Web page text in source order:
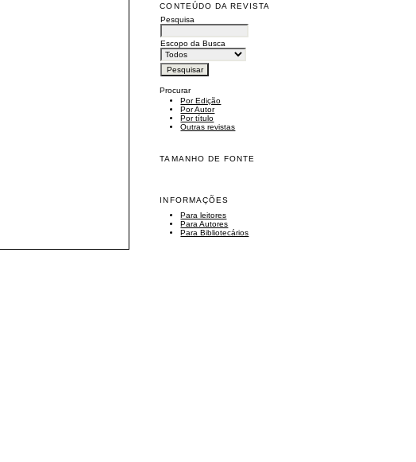
CONTEÚDO DA REVISTA
Pesquisa
Escopo da Busca
Procurar
Por Edição
Por Autor
Por título
Outras revistas
TAMANHO DE FONTE
INFORMAÇÕES
Para leitores
Para Autores
Para Bibliotecários